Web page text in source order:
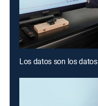
Los datos son los datos